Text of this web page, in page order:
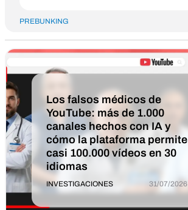
PREBUNKING
Los falsos médicos de
YouTube: más de 1.000
canales hechos con IA y
cómo la plataforma permite
casi 100.000 vídeos en 30
idiomas
INVESTIGACIONES 31/07/2026